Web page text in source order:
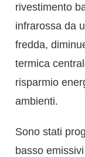
rivestimento
infrarossa da
fredda,
termica
risparmio
ambienti.
Sono stati
basso